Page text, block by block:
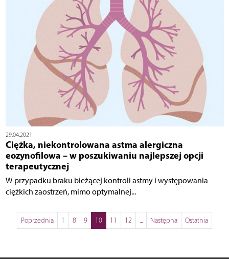
29.04.2021
Ciężka, niekontrolowana astma alergiczna
eozynofilowa – w poszukiwaniu najlepszej opcji
terapeutycznej
W przypadku braku bieżącej kontroli astmy i występowania
ciężkich zaostrzeń, mimo optymalnej...
Poprzednia 1 8 9 10 11 12 ... Następna Ostatnia